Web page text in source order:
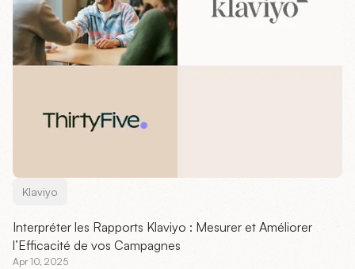
Klaviyo
Interpréter les Rapports Klaviyo : Mesurer et Améliorer
l’Efficacité de vos Campagnes
Apr 10, 2025